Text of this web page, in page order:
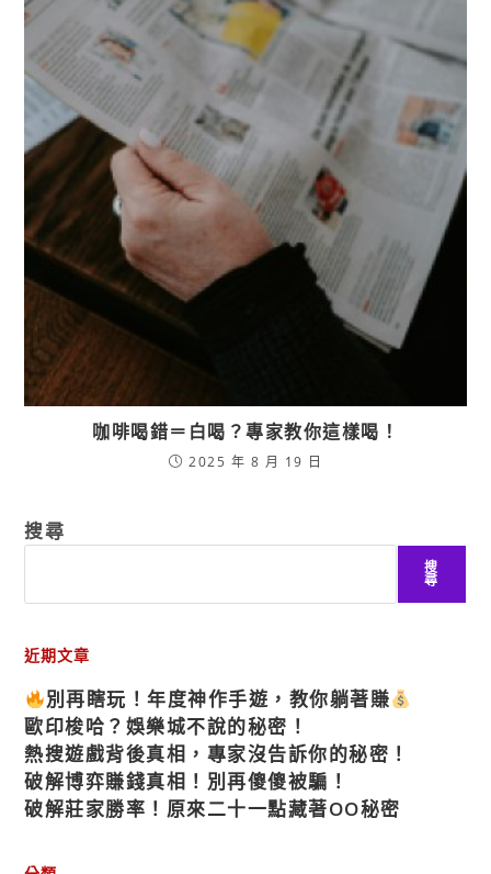
咖啡喝錯＝白喝？專家教你這樣喝！
2025 年 8 月 19 日
搜尋
搜
尋
近期文章
別再瞎玩！年度神作手遊，教你躺著賺
歐印梭哈？娛樂城不說的秘密！
熱搜遊戲背後真相，專家沒告訴你的秘密！
破解博弈賺錢真相！別再傻傻被騙！
破解莊家勝率！原來二十一點藏著OO秘密